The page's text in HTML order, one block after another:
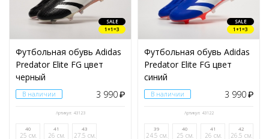
SALE
1+1=3
Футбольная обувь Adidas
Predator Elite FG цвет
черный
В наличии 3 990₽
Артикул: 43123
40
25 см.
41
26 см.
43
27.5 см.
SALE
1+1=3
Футбольная обувь Adidas
Predator Elite FG цвет
синий
В наличии 3 990₽
Артикул: 43122
39
24.5 см.
40
25 см.
41
26 см.
42
26.5 см.